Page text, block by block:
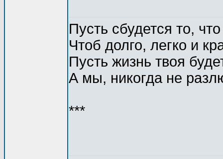
Пусть сбудется то,
Чтоб долго, легко и
Пусть жизнь твоя
А мы, никогда не
***